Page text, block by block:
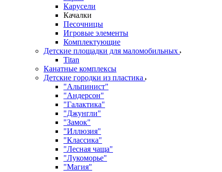
Карусели
Качалки
Песочницы
Игровые элементы
Комплектующие
Детские площадки для маломобильных
Titan
Канатные комплексы
Детские городки из пластика
"Альпинист"
"Андерсон"
"Галактика"
"Джунгли"
"Замок"
"Иллюзия"
"Классика"
"Лесная чаща"
"Лукоморье"
"Магия"